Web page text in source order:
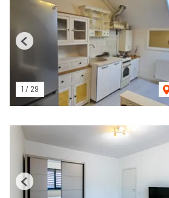
1 / 29
Previous
Previous